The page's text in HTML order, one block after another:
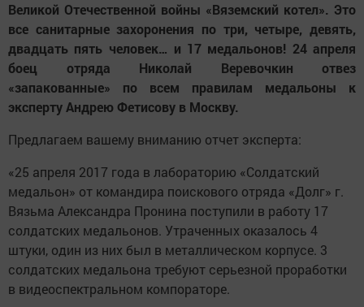
Великой Отечественной войны «Вяземский котел». Это
все санитарные захоронения по три, четыре, девять,
двадцать пять человек… и 17 медальонов! 24 апреля
боец отряда Николай Веревочкин отвез
«запакованные» по всем правилам медальоны к
экспертуАндрею Фетисову в Москву.
Предлагаем вашему вниманию отчет эксперта:
«25 апреля 2017 года в лабораторию «Солдатский
медальон» от командира поискового отряда «Долг» г.
Вязьма Александра Пронина поступили в работу 17
солдатских медальонов. Утраченных оказалось 4
штуки, один из них был в металлическом корпусе. 3
солдатских медальона требуют серьезной проработки
в видеоспектральном компораторе.